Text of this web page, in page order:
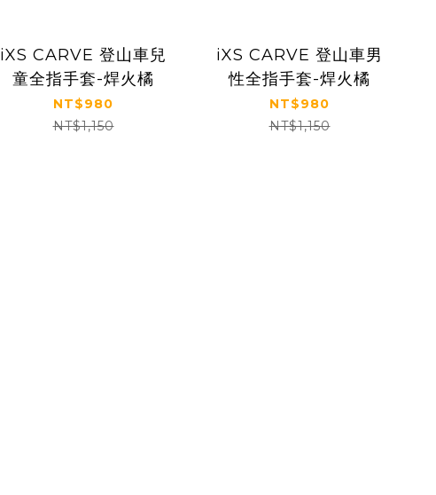
iXS CARVE 登山車兒
童全指手套-焊火橘
NT$980
NT$1,150
iXS CARVE 登山車男
性全指手套-焊火橘
NT$980
NT$1,150